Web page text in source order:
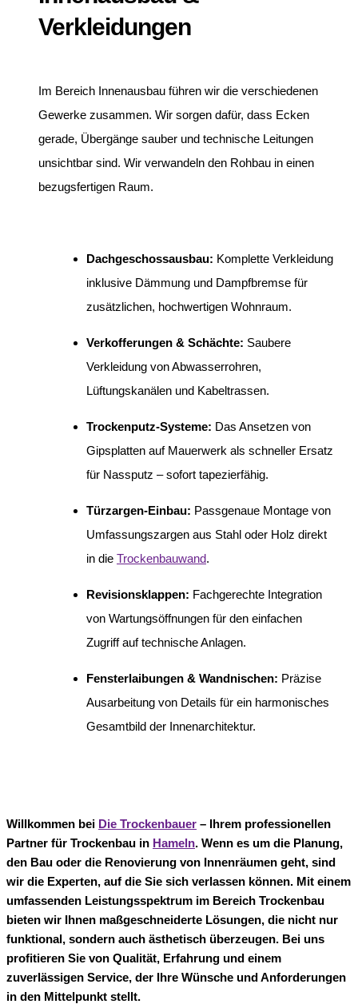
Verkleidungen
Im Bereich Innenausbau führen wir die verschiedenen
Gewerke zusammen. Wir sorgen dafür, dass Ecken
gerade, Übergänge sauber und technische Leitungen
unsichtbar sind. Wir verwandeln den Rohbau in einen
bezugsfertigen Raum.
Dachgeschossausbau: Komplette Verkleidung
inklusive Dämmung und Dampfbremse für
zusätzlichen, hochwertigen Wohnraum.
Verkofferungen & Schächte: Saubere
Verkleidung von Abwasserrohren,
Lüftungskanälen und Kabeltrassen.
Trockenputz-Systeme: Das Ansetzen von
Gipsplatten auf Mauerwerk als schneller Ersatz
für Nassputz – sofort tapezierfähig.
Türzargen-Einbau: Passgenaue Montage von
Umfassungszargen aus Stahl oder Holz direkt
in die Trockenbauwand.
Revisionsklappen: Fachgerechte Integration
von Wartungsöffnungen für den einfachen
Zugriff auf technische Anlagen.
Fensterlaibungen & Wandnischen: Präzise
Ausarbeitung von Details für ein harmonisches
Gesamtbild der Innenarchitektur.
Willkommen bei Die Trockenbauer – Ihrem professionellen
Partner für Trockenbau in Hameln. Wenn es um die Planung,
den Bau oder die Renovierung von Innenräumen geht, sind
wir die Experten, auf die Sie sich verlassen können. Mit einem
umfassenden Leistungsspektrum im Bereich Trockenbau
bieten wir Ihnen maßgeschneiderte Lösungen, die nicht nur
funktional, sondern auch ästhetisch überzeugen. Bei uns
profitieren Sie von Qualität, Erfahrung und einem
zuverlässigen Service, der Ihre Wünsche und Anforderungen
in den Mittelpunkt stellt.